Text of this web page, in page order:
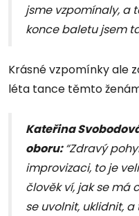
jsme vzpomínaly, a
konce baletu jsem
Krásné vzpomínky ale
léta tance těmto
Kateřina
oboru:“Zdravý
improvizaci, to je
člověk ví, jak se má
se uvolnit, uklidnit,